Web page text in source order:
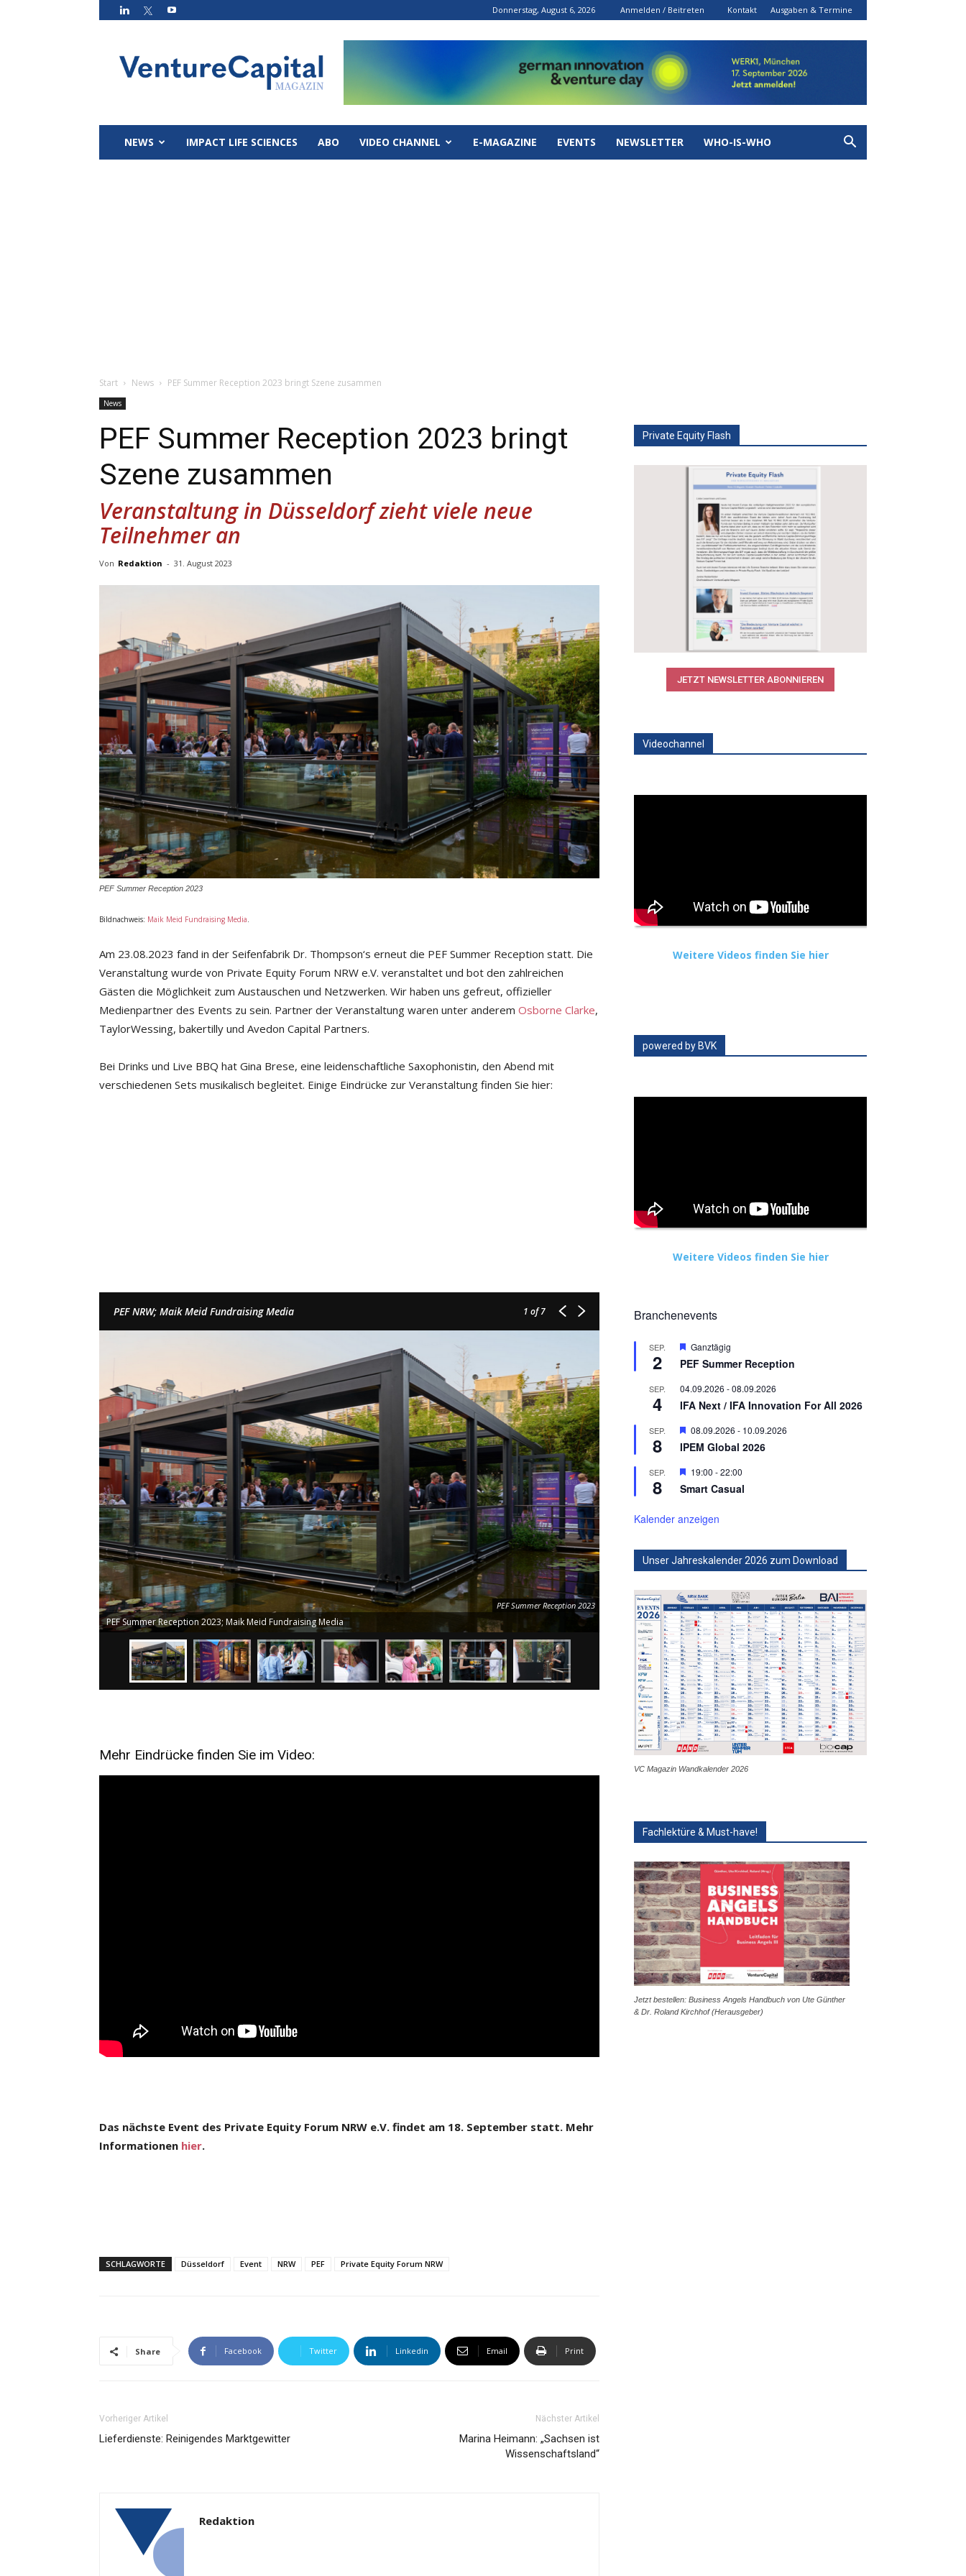
Donnerstag, August 6, 2026 Anmelden / Beitreten Kontakt Ausgaben & Termine
Magazin
NEWS IMPACT LIFE SCIENCES ABO VIDEO CHANNEL E-MAGAZINE EVENTS NEWSLETTER WHO-IS-WHO
Start News PEF Summer Reception 2023 bringt Szene zusammen
News
PEF Summer Reception 2023 bringt
Szene zusammen
Veranstaltung in Düsseldorf zieht viele neue
Teilnehmer an
Von Redaktion - 31. August 2023
PEF Summer Reception 2023
Bildnachweis: Maik Meid Fundraising Media
Am 23.08.2023 fand in der Seifenfabrik Dr. Thompson‘s erneut die PEF Summer Reception statt. Die
Veranstaltung wurde von Private Equity Forum NRW e.V. veranstaltet und bot den zahlreichen
Gästen die Möglichkeit zum Austauschen und Netzwerken. Wir haben uns gefreut, offizieller
Medienpartner des Events zu sein. Partner der Veranstaltung waren unter anderem Osborne Clarke,
TaylorWessing, bakertilly und Avedon Capital Partners.
Bei Drinks und Live BBQ hat Gina Brese, eine leidenschaftliche Saxophonistin, den Abend mit
verschiedenen Sets musikalisch begleitet. Einige Eindrücke zur Veranstaltung finden Sie hier:
PEF NRW; Maik Meid Fundraising Media 1 of 7
PEF Summer Reception 2023
PEF Summer Reception 2023; Maik Meid Fundraising Media
Mehr Eindrücke finden Sie im Video:
Das nächste Event des Private Equity Forum NRW e.V. findet am 18. September statt. Mehr
Informationen hier.
SCHLAGWORTE Düsseldorf Event NRW PEF Private Equity Forum NRW
Share Facebook Twitter Linkedin Email Print
Vorheriger Artikel
Lieferdienste: Reinigendes Marktgewitter
Nächster Artikel
Marina Heimann: „Sachsen ist
Wissenschaftsland“
Redaktion
Private Equity Flash
JETZT NEWSLETTER ABONNIEREN
Videochannel
Weitere Videos finden Sie hier
powered by BVK
Weitere Videos finden Sie hier
Branchenevents
SEP.
2
Hervorgehoben
Ganztägig
PEF Summer Reception
SEP.
4
04.09.2026 -08.09.2026
IFA Next / IFA Innovation For All 2026
SEP.
8
Hervorgehoben
08.09.2026 - 10.09.2026
IPEM Global 2026
SEP.
8
Hervorgehoben
19:00 -22:00
Smart Casual
Kalender anzeigen
Unser Jahreskalender 2026 zum Download
VC Magazin Wandkalender 2026
Fachlektüre & Must-have!
Jetzt bestellen: Business Angels Handbuch von Ute Günther
& Dr. Roland Kirchhof (Herausgeber)